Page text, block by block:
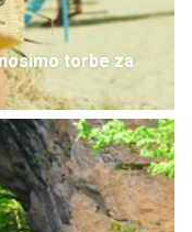
torbe za